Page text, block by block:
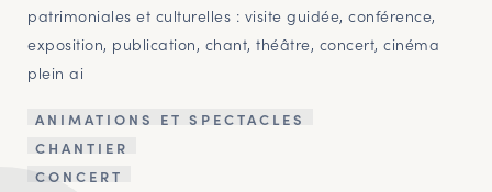
patrimoniales et culturelles : visite guidée, conférence,
exposition, publication, chant, théâtre, concert, cinéma
plein ai
ANIMATIONS ET SPECTACLES
CHANTIER
CONCERT